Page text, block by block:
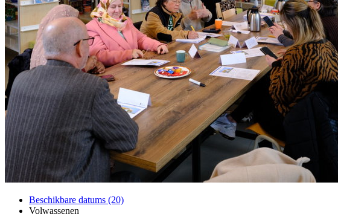
Beschikbare datums (20)
Volwassenen